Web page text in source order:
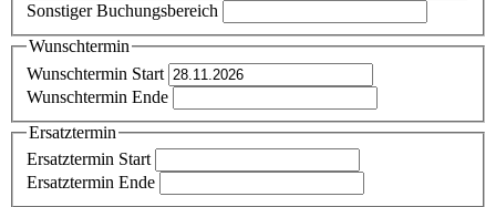
Sonstiger Buchungsbereich
Wunschtermin
Wunschtermin Start
Wunschtermin Ende
Ersatztermin
Ersatztermin Start
Ersatztermin Ende